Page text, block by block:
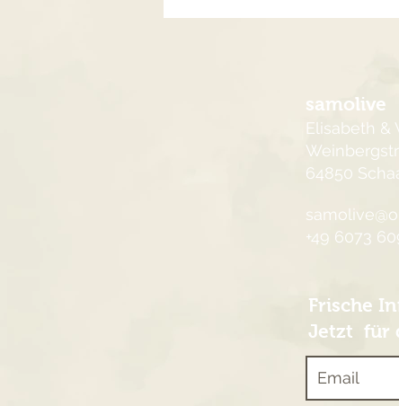
samolive
Elisabeth &
64850
+49 6073
Frische
Jetzt für